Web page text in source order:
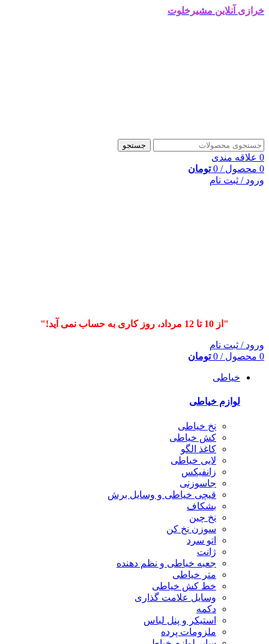
خرازی آنلاین مشیرخلوت
جستجو
0 علاقه مندی
0 محصول /
0 تومان
ورود / ثبت نام
"از 10 تا 12 مرداد، روز کاری به حساب نمی آید!"
ورود / ثبت نام
0 محصول /
0 تومان
خیاطی
لوازم خیاطی
نخ خیاطی
کش خیاطی
کاغذ الگو
لایی خیاطی
زانفیکس
جاسوزنی
قیچی خیاطی و وسایل برش
بشکاف
نخ چین
سوزن نخ کن
اتو سرد
ژانت
جعبه خیاطی و نظم دهنده
متر خیاطی
خط کش خیاطی
وسایل علامت گذاری
دکمه
استیکر و پنل لباس
ملزومات پرده